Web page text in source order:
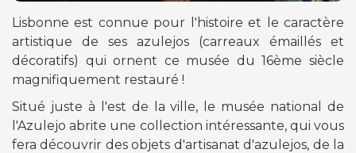
Lisbonne est connue pour l'histoire et le caractère
artistique de ses azulejos (carreaux émaillés et
décoratifs) qui ornent ce musée du 16ème siècle
magnifiquement restauré !
Situé juste à l'est de la ville, le musée national de
l'Azulejo abrite une collection intéressante, qui vous
fera découvrir des objets d'artisanat d'azulejos, de la